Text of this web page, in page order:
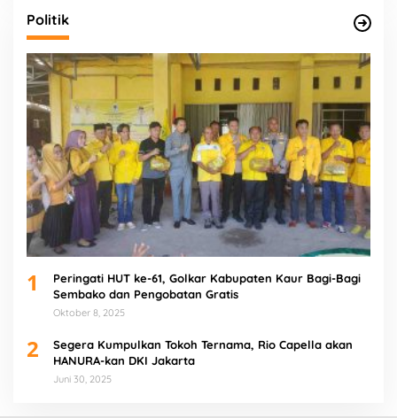
Politik
1
Peringati HUT ke-61, Golkar Kabupaten Kaur Bagi-Bagi
Sembako dan Pengobatan Gratis
Oktober 8, 2025
2
Segera Kumpulkan Tokoh Ternama, Rio Capella akan
HANURA-kan DKI Jakarta
Juni 30, 2025